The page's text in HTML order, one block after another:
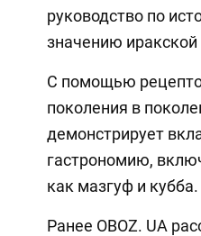
руководство по
значению иракской
С помощью
поколения в
демонстрирует
гастрономию,
как мазгуф и кубба.
Ранее OBOZ. UA